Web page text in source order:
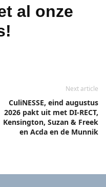
al onze
Next article
CuliNESSE, eind augustus
2026 pakt uit met DI-RECT,
Kensington, Suzan & Freek
en Acda en de Munnik